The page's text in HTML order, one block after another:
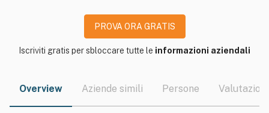
PROVA ORA GRATIS
Iscriviti gratis per sbloccare tutte le informazioni aziendali
Overview Aziende simili Persone Valutazioni